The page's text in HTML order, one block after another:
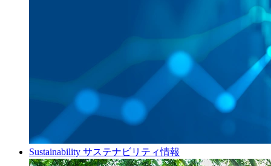
Sustainability サステナビリティ情報